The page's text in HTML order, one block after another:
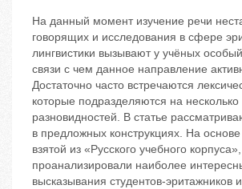
На данный момент изучение речи
говорящих и исследования в сфере
лингвистики вызывают у учёных
связи с чем данное направление
Достаточно часто встречаются
которые подразделяются на несколько
разновидностей. В статье
в предложных конструкциях. На
взятой из «Русского учебного
проанализировали наиболее
высказывания студентов-эритажников